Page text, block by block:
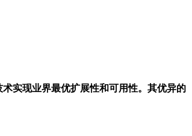
实现业界最优扩展性和可用性。其优异的